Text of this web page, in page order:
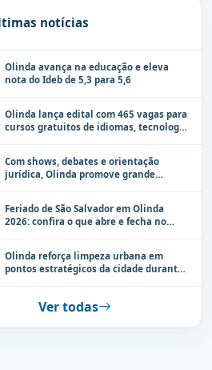
notícias
Olinda avança na educação e eleva
nota do Ideb de 5,3 para 5,6
Olinda lança edital com 465 vagas para
cursos gratuitos de idiomas, tecnologia
Com shows, debates e orientação
jurídica, Olinda promove grande
Feriado de São Salvador em Olinda
2026: confira o que abre e fecha no
Olinda reforça limpeza urbana em
pontos estratégicos da cidade durante
Ver todas